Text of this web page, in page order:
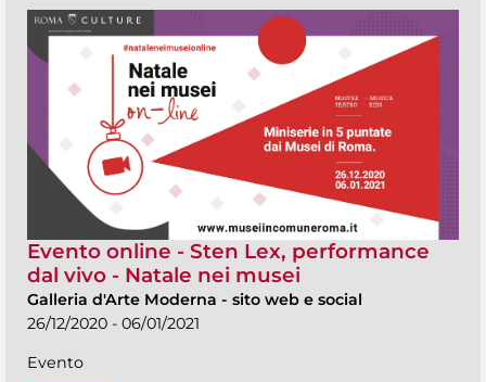
Evento online - Sten Lex, performance
dal vivo - Natale nei musei
Galleria d'Arte Moderna - sito web e social
26/12/2020 - 06/01/2021
Evento